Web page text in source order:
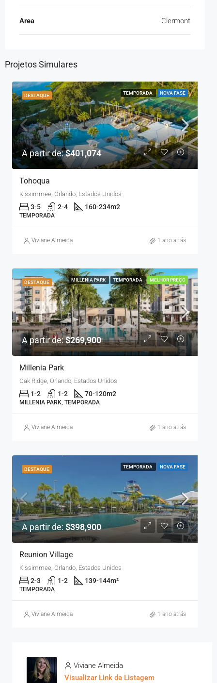
Area Clermont
Projetos Simulares
DESTAQUE TEMPORADA NOVA FASE
A partir de:$401,074
Tohoqua
Kissimmee, Orlando, Estados Unidos
3-5 2-4 160-234m2
TEMPORADA
Viviane Almeida 1 ano atrás
DESTAQUE MILLENIA PARK TEMPORADA MELHOR PREÇO
A partir de:$269,900
Millenia Park
Oak Ridge, Orlando, Estados Unidos
1-2 1-2 70-120m2
MILLENIA PARK, TEMPORADA
Viviane Almeida 1 ano atrás
DESTAQUE TEMPORADA NOVA FASE
A partir de: $398,900
Reunion Village
Kissimmee, Orlando, Estados Unidos
2-3 1-2 139-144m²
TEMPORADA
Viviane Almeida 1 ano atrás
Viviane Almeida
Visualizar Link da Listagem